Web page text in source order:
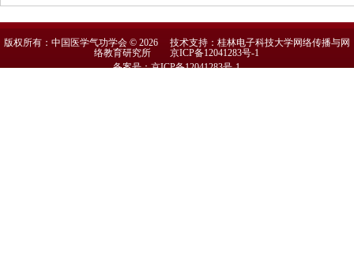
版权所有：中国医学气功学会 © 2026 技术支持：桂林电子科技大学网络传播与网
络教育研究所京ICP备12041283号-1
备案号：京ICP备12041283号-1